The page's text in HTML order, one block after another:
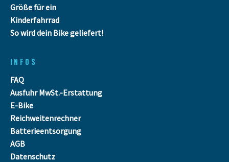
Größe für ein
Kinderfahrrad
So wird dein Bike geliefert!
INFOS
FAQ
Ausfuhr MwSt.-Erstattung
E-Bike
Reichweitenrechner
Batterieentsorgung
AGB
Datenschutz